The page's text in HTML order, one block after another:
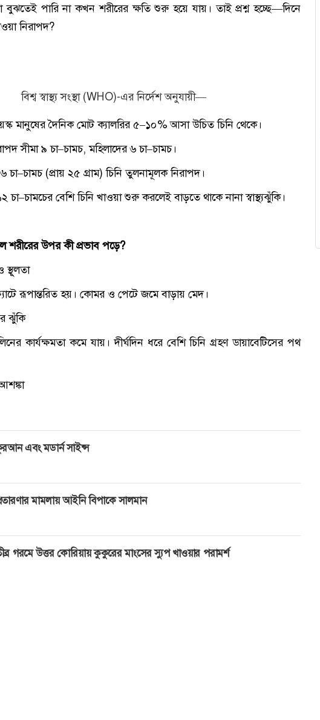
বুঝতেই পারি না কখন শরীরের ক্ষতি শুরু হয়ে যায়। তাই প্রশ্ন হচ্ছে—দিনে
নিরাপদ?
বিশ্ব স্বাস্থ্য সংস্থা (WHO)-এর নির্দেশ অনুযায়ী—
মানুষের দৈনিক মোট ক্যালরির ৫–১০% আসা উচিত চিনি থেকে।
সীমা ৯ চা–চামচ, মহিলাদের ৬ চা–চামচ।
চা–চামচ (প্রায় ২৫ গ্রাম) চিনি তুলনামূলক নিরাপদ।
চা–চামচের বেশি চিনি খাওয়া শুরু করলেই বাড়তে থাকে নানা স্বাস্থ্যঝুঁকি।
শরীরের উপর কী প্রভাব পড়ে?
রূপান্তরিত হয়। কোমর ও পেটে জমে বাড়ায় মেদ।
ঝুঁকি
কার্যক্ষমতা কমে যায়। দীর্ঘদিন ধরে বেশি চিনি গ্রহণ ডায়াবেটিসের পথ
এবং মডার্ন সাইন্স
মামলায় আইনি বিপাকে সালমান
গরমে উত্তর কোরিয়ায় কুকুরের মাংসের স্যুপ খাওয়ার পরামর্শ